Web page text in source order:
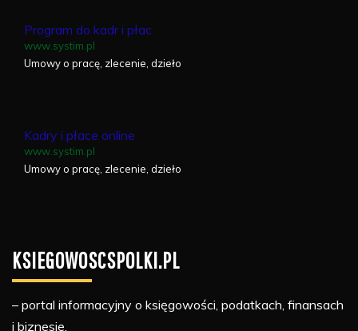
Program do kadr i płac
www.systim.pl
Umowy o pracę, zlecenie, dzieło
Kadry i płace online
www.systim.pl
Umowy o pracę, zlecenie, dzieło
KSIEGOWOSCSPOLKI.PL
– portal informacyjny o księgowości, podatkach, finansach
i biznesie.